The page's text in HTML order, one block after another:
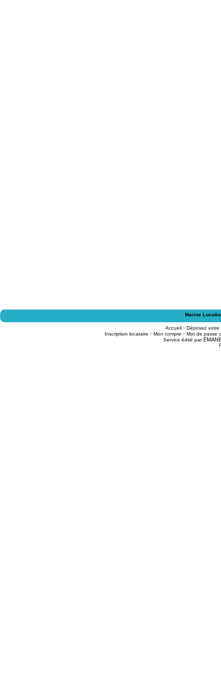
Marine
Accueil - Déposez
Inscription locataire - Mon compte - Mot de passe
Service édité par